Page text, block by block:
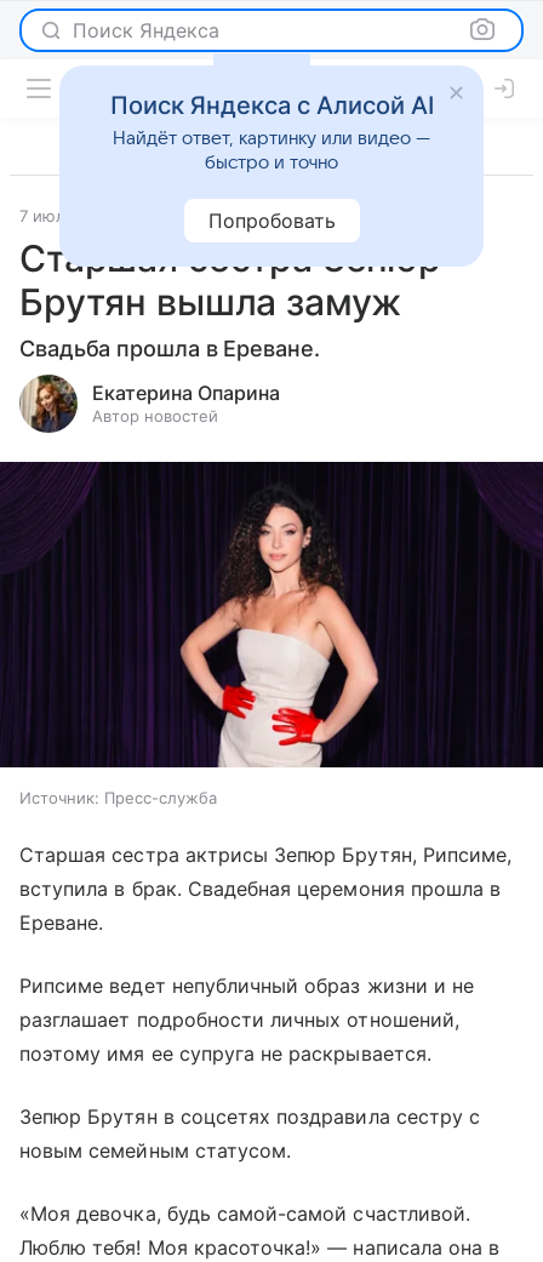
Поиск Яндекса
7 июля 2026 Светская жизнь
Старшая сестра Зепюр
Брутян вышла замуж
Свадьба прошла в Ереване.
Екатерина Опарина
Автор новостей
Источник: Пресс-служба
Старшая сестра актрисы Зепюр Брутян, Рипсиме,
вступила в брак. Свадебная церемония прошла в
Ереване.
Рипсиме ведет непубличный образ жизни и не
разглашает подробности личных отношений,
поэтому имя ее супруга не раскрывается.
Зепюр Брутян в соцсетях поздравила сестру с
новым семейным статусом.
«Моя девочка, будь самой-самой счастливой.
Люблю тебя! Моя красоточка!» — написала она в
Поиск Яндекса с Алисой AI
Найдёт ответ, картинку или видео —
быстро и точно
Попробовать